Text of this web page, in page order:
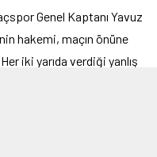
Genel Kaptanı Yavuz
hakemi, maçın önüne
iki yarıda verdiği yanlış